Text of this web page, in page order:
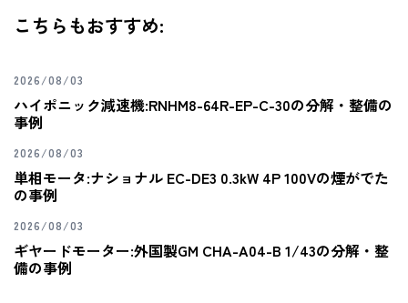
こちらもおすすめ:
2026/08/03
ハイポニック減速機:RNHM8-64R-EP-C-30の分解・整備の
事例
2026/08/03
単相モータ:ナショナル EC-DE3 0.3kW 4P 100Vの煙がでた
の事例
2026/08/03
ギヤードモーター:外国製GM CHA-A04-B 1/43の分解・整
備の事例